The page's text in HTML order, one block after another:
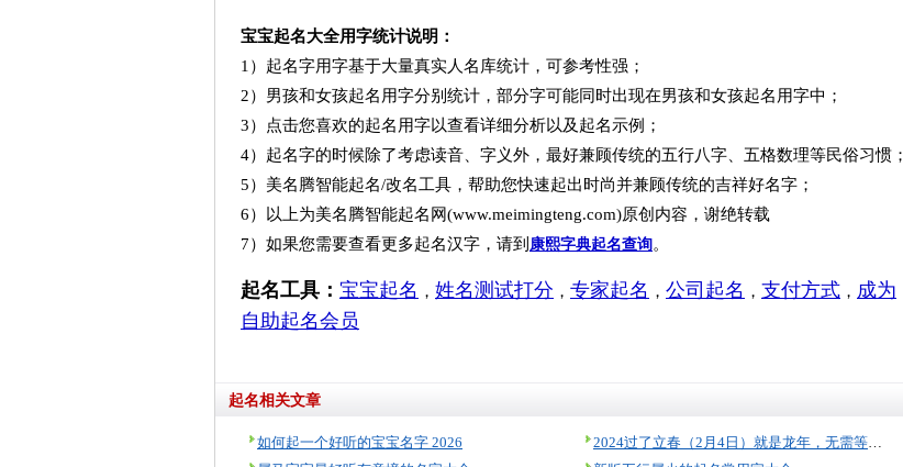
宝宝起名大全用字统计说明：
1）起名字用字基于大量真实人名库统计，可参考性强；
2）男孩和女孩起名用字分别统计，部分字可能同时出现在男孩和女孩起名用字中；
3）点击您喜欢的起名用字以查看详细分析以及起名示例；
4）起名字的时候除了考虑读音、字义外，最好兼顾传统的五行八字、五格数理等民俗习惯；
5）美名腾智能起名/改名工具，帮助您快速起出时尚并兼顾传统的吉祥好名字；
6）以上为美名腾智能起名网(www.meimingteng.com)原创内容，谢绝转载
7）如果您需要查看更多起名汉字，请到 康熙字典起名查询 。
起名工具： 宝宝起名 ， 姓名测试打分 ， 专家起名 ， 公司起名 ， 支付方式 ， 成为
自助起名会员
起名相关文章
如何起一个好听的宝宝名字 2026
2024过了立春（2月4日）就是龙年，无需等到过年！